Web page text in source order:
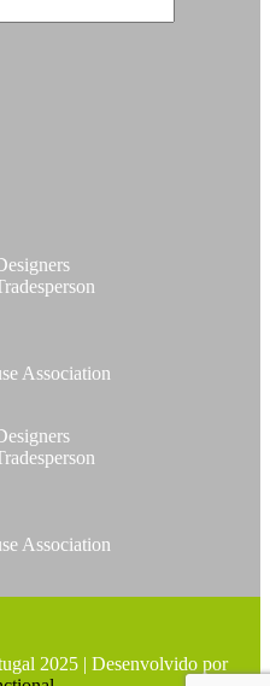
Association
Association
2025 | Desenvolvido por